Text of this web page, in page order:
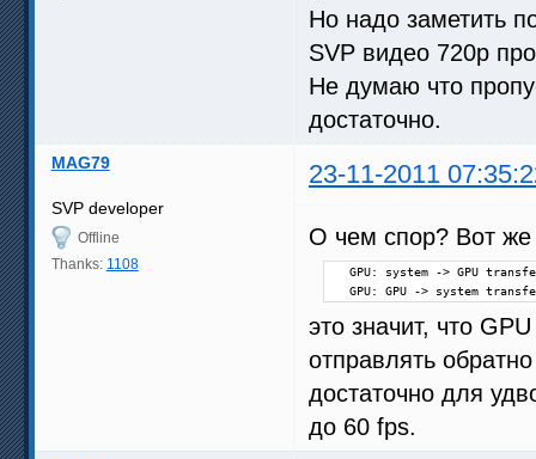
Но надо заметить
SVP видео 720р
Не думаю что
достаточно.
MAG79 23-11-2011
SVP developer
Offline
Thanks: 1108
О чем спор? Вот
GPU: system -> GPU
GPU: GPU -> system
это значит, что
отправлять
достаточно для
до 60 fps.